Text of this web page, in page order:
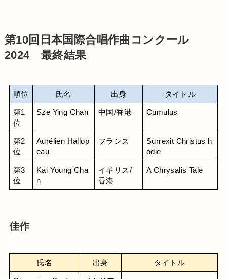
第10回日本国際合唱作曲コンクール
2024 最終結果
順位 氏名 出身 タイトル
第1
位
Sze Ying Chan 中国/香港 Cumulus
第2
位
Aurélien Hallop
eau
フランス
Surrexit Christus h
odie
第3
位
Kai Young Cha
n
イギリス/
香港
A Chrysalis Tale
佳作
氏名 出身 タイトル